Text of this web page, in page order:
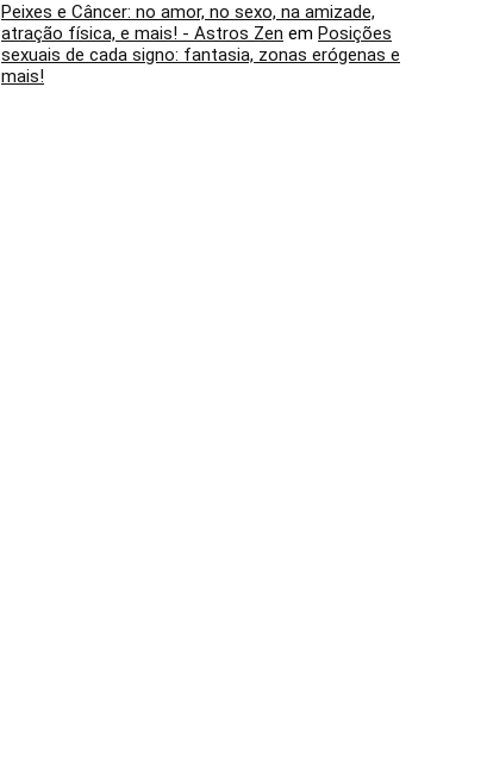
Peixes e Câncer: no amor, no sexo, na amizade,
atração física, e mais! - Astros Zen em Posições
sexuais de cada signo: fantasia, zonas erógenas e
mais!